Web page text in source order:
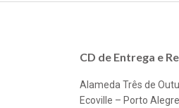
CD de Entrega e
Alameda Três de
Ecoville – Porto